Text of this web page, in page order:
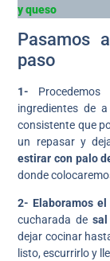
y queso
Pasamos
paso
1-
ingredientes de
consistente que
un repasar y
estirar con palo
donde
2- Elaboramos el
cucharada desal
dejar cocinar
listo, escurrirlo y